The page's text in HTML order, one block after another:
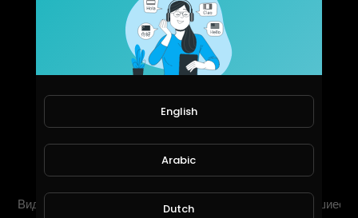
Abby Dawbin
ПОДПИСЫВАЙСЯ
Видео Шортсы Понравившиеся
English
Arabic
Dutch